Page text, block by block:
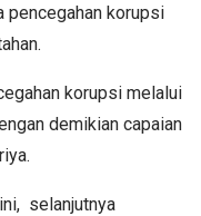
pencegahan korupsi
korupsi melalui
demikian capaian
selanjutnya